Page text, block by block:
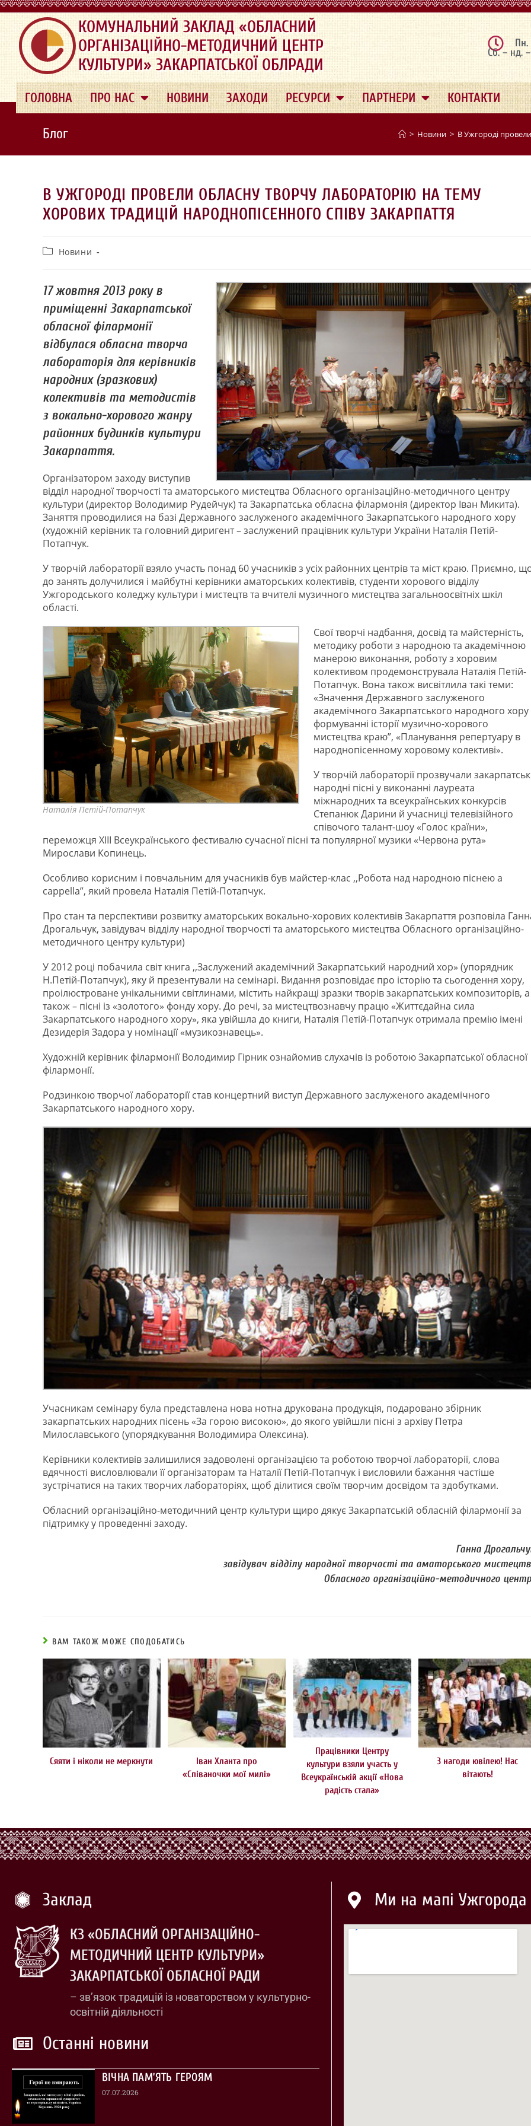
.
КОМУНАЛЬНИЙ ЗАКЛАД «ОБЛАСНИЙ
ОРГАНІЗАЦІЙНО-МЕТОДИЧНИЙ ЦЕНТР
КУЛЬТУРИ» ЗАКАРПАТСЬКОЇ ОБЛРАДИ
Пн.
Сб. – нд. –
ГОЛОВНА ПРО НАС НОВИНИ ЗАХОДИ РЕСУРСИ ПАРТНЕРИ КОНТАКТИ
Блог > Новини > В Ужгороді
В УЖГОРОДІ ПРОВЕЛИ ОБЛАСНУ ТВОРЧУ ЛАБОРАТОРІЮ НА ТЕМУ
ХОРОВИХ ТРАДИЦІЙ НАРОДНОПІСЕННОГО СПІВУ ЗАКАРПАТТЯ
Новини
17 жовтня 2013 року в
приміщенні Закарпатської
обласної філармонії
відбулася обласна творча
лабораторія для керівників
народних (зразкових)
колективів та методистів
з вокально-хорового жанру
районних будинків культури
Закарпаття.
Організатором заходу виступив
відділ народної творчості та аматорського мистецтва Обласного організаційно-методичного центру
культури (директор Володимир Рудейчук) та Закарпатська обласна філармонія (директор Іван Микита).
Заняття проводилися на базі Державного заслуженого академічного Закарпатського народного хору
(художній керівник та головний диригент – заслужений працівник культури України Наталія Петій-
Потапчук.
У творчій лабораторії взяло участь понад 60 учасників з усіх районних центрів та міст краю. Приємно,
до занять долучилися і майбутні керівники аматорських колективів, студенти хорового відділу
Ужгородського коледжу культури і мистецтв та вчителі музичного мистецтва загальноосвітніх шкіл
області.
Наталія Петій-Потапчук
Свої творчі надбання, досвід та майстерність,
методику роботи з народною та академічною
манерою виконання, роботу з хоровим
колективом продемонструвала Наталія Петій-
Потапчук. Вона також висвітлила такі теми:
«Значення Державного заслуженого
академічного Закарпатського народного хору
формуванні історії музично-хорового
мистецтва краю”, «Планування репертуару в
народнопісенному хоровому колективі».
У творчій лабораторії прозвучали
народні пісні у виконанні лауреата
міжнародних та всеукраїнських конкурсів
Степанюк Дарини й учасниці телевізійного
співочого талант-шоу «Голос країни»,
переможця ХІІІ Всеукраїнського фестивалю сучасної пісні та популярної музики «Червона рута»
Мирослави Копинець.
Особливо корисним і повчальним для учасників був майстер-клас ,,Робота над народною піснею a
capрella”, який провела Наталія Петій-Потапчук.
Про стан та перспективи розвитку аматорських вокально-хорових колективів Закарпаття розповіла
Дрогальчук, завідувач відділу народної творчості та аматорського мистецтва Обласного організаційно-
методичного центру культури)
У 2012 році побачила світ книга ,,Заслужений академічний Закарпатський народний хор» (упорядник
Н.Петій-Потапчук), яку й презентували на семінарі. Видання розповідає про історію та сьогодення хору,
проілюстроване унікальними світлинами, містить найкращі зразки творів закарпатських композиторів, а
також – пісні із «золотого» фонду хору. До речі, за мистецтвознавчу працю «Життєдайна сила
Закарпатського народного хору», яка увійшла до книги, Наталія Петій-Потапчук отримала премію імені
Дезидерія Задора у номінації «музикознавець».
Художній керівник філармонії Володимир Гірник ознайомив слухачів із роботою Закарпатської обласної
філармонії.
Родзинкою творчої лабораторії став концертний виступ Державного заслуженого академічного
Закарпатського народного хору.
Учасникам семінару була представлена нова нотна друкована продукція, подаровано збірник
закарпатських народних пісень «За горою високою», до якого увійшли пісні з архіву Петра
Милославського (упорядкування Володимира Олексина).
Керівники колективів залишилися задоволені організацією та роботою творчої лабораторії, слова
вдячності висловлювали її організаторам та Наталії Петій-Потапчук і висловили бажання частіше
зустрічатися на таких творчих лабораторіях, щоб ділитися своїм творчим досвідом та здобутками.
Обласний організаційно-методичний центр культури щиро дякує Закарпатській обласній філармонії за
підтримку у проведенні заходу.
Ганна
завідувач відділу народної творчості та аматорського
Обласного організаційно-методичного
ВАМ ТАКОЖ МОЖЕ СПОДОБАТИСЬ
Сяяти і ніколи не меркнути
Іван Хланта про
«Співаночки мої милі»
Працівники Центру
культури взяли участь у
Всеукраїнській акції «Нова
радість стала»
З нагоди ювілею! Нас
вітають!
Заклад
КЗ «ОБЛАСНИЙ ОРГАНІЗАЦІЙНО-
МЕТОДИЧНИЙ ЦЕНТР КУЛЬТУРИ»
ЗАКАРПАТСЬКОЇ ОБЛАСНОЇ РАДИ
– зв’язок традицій із новаторством у культурно-
освітній діяльності
Останні новини
ВІЧНА ПАМ’ЯТЬ ГЕРОЯМ
07.07.2026
Ми на мапі Ужгорода